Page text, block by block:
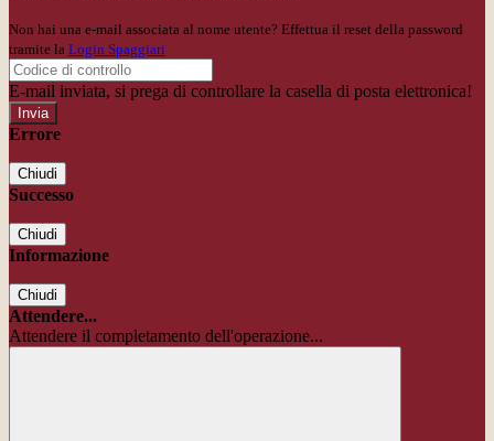
Non hai una e-mail associata al nome utente? Effettua il reset della password
tramite la Login Spaggiari
E-mail inviata, si prega di controllare la casella di posta elettronica!
Errore
Chiudi
Successo
Chiudi
Informazione
Chiudi
Attendere...
Attendere il completamento dell'operazione...